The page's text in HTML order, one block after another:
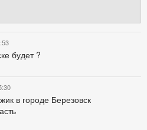
будет ?
в городе Березовск